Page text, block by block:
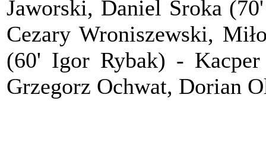
Jaworski, Daniel Sroka
Cezary Wroniszewski,
(60' Igor Rybak) - Kacper
Grzegorz Ochwat, Dorian